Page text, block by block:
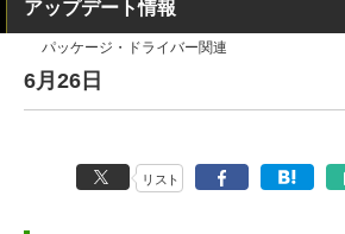
アップデート情報
パッケージ・ドライバー関連
6月26日
リスト